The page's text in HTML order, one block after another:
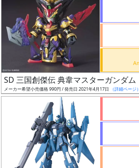
舗
SD 三国創傑伝 典韋マスターガンダム
メーカー希望小売価格 990円 / 発売日 2021年4月17日 （詳細ページ）